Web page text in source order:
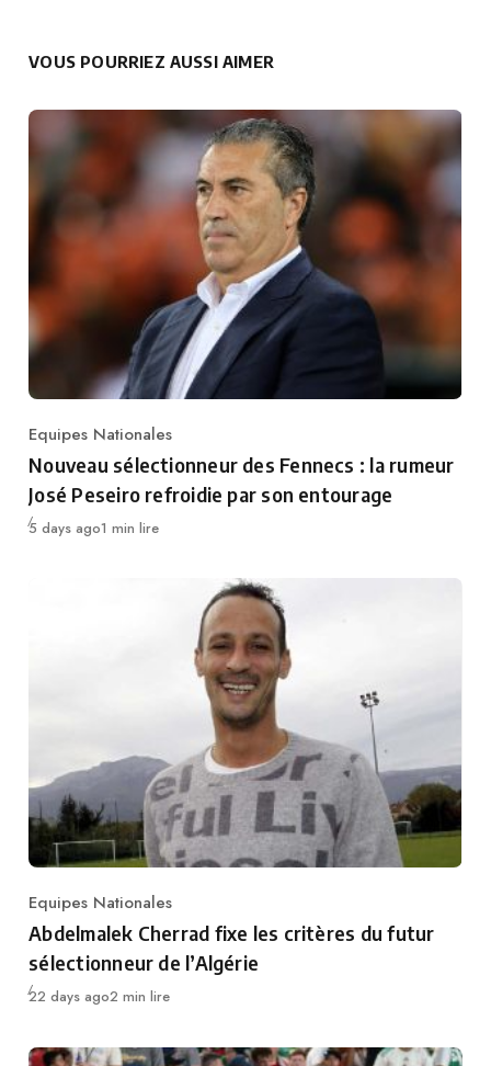
VOUS POURRIEZ AUSSI AIMER
Category
Equipes Nationales
Nouveau sélectionneur des Fennecs : la rumeur
José Peseiro refroidie par son entourage
Publié
5 days ago1 min lire
Category
Equipes Nationales
Abdelmalek Cherrad fixe les critères du futur
sélectionneur de l’Algérie
Publié
22 days ago2 min lire